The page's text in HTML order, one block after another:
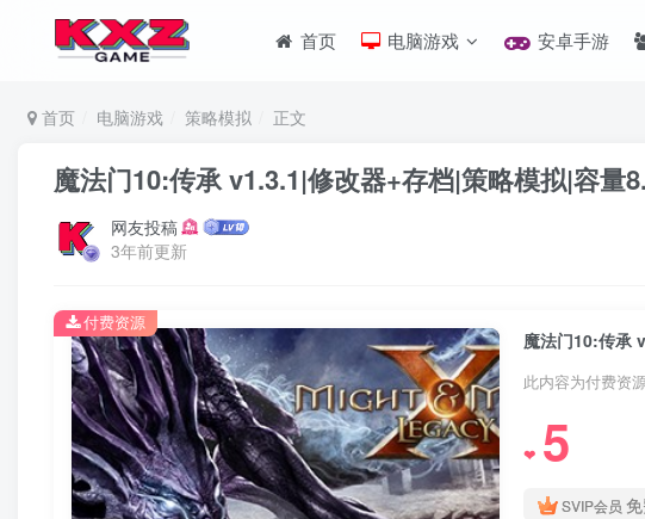
首页 电脑游戏 安卓手游
首页 电脑游戏 策略模拟 正文
魔法门10:传承 v1.3.1|修改器+存档|策略模拟|容量
网友投稿
3年前更新
魔法门10:传承
此内容为付费资
❤ 5
SVIP会员
付费资源